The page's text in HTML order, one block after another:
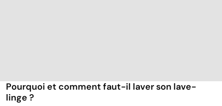
Pourquoi et comment faut-il laver son lave-
linge ?